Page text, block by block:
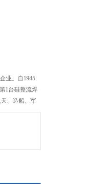
业。自1945
1台硅整流焊
、造船、军